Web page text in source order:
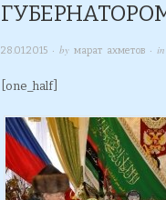
28.01.2015 · by марат ахметов · in
[one_half]